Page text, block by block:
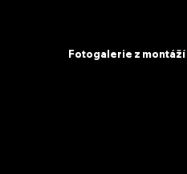
Fotogalerie z montáží